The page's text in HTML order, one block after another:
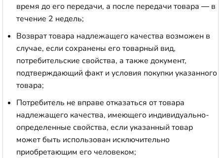
время до его передачи, а после передачи товара — в
течение 2 недель;
Возврат товара надлежащего качества возможен в
случае, если сохранены его товарный вид,
потребительские свойства, а также документ,
подтверждающий факт и условия покупки указанного
товара;
Потребитель не вправе отказаться от товара
надлежащего качества, имеющего индивидуально-
определенные свойства, если указанный товар
может быть использован исключительно
приобретающим его человеком;